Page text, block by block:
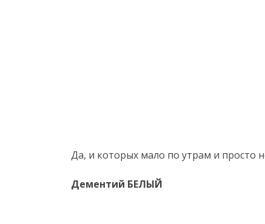
Да, и которых мало по утрам и просто
Дементий БЕЛЫЙ